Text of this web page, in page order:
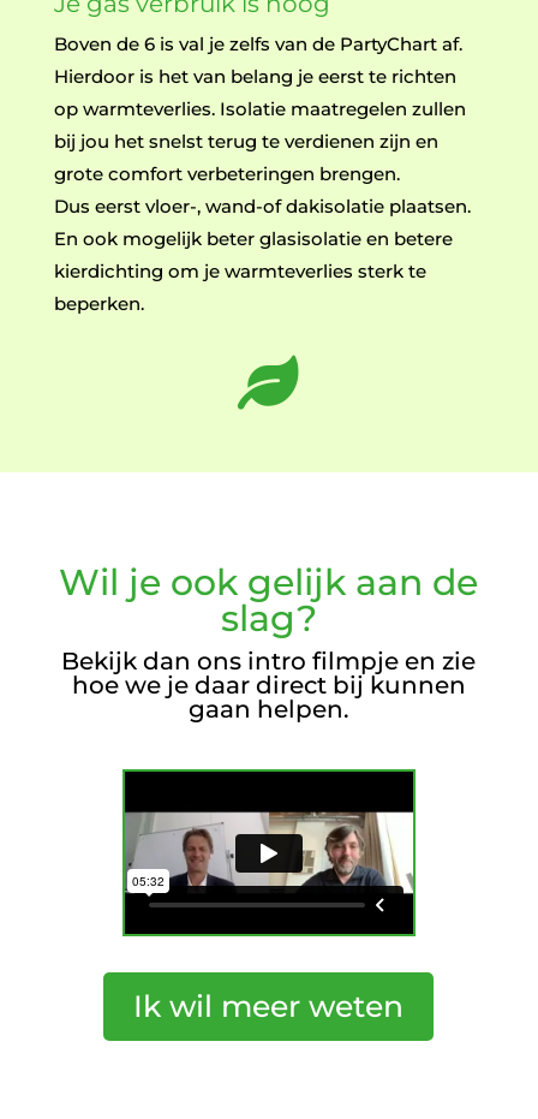
Boven de 6 is val je zelfs van de PartyChart af.
Hierdoor is het van belang je eerst te richten
op warmteverlies. Isolatie maatregelen zullen
bij jou het snelst terug te verdienen zijn en
grote comfort verbeteringen brengen.
Dus eerst vloer-, wand-of dakisolatie plaatsen.
En ook mogelijk beter glasisolatie en betere
kierdichting om je warmteverlies sterk te
beperken.

Wil je ook gelijk aan de
slag?
Bekijk dan ons intro filmpje en zie
hoe we je daar direct bij kunnen
gaan helpen.
Ik wil meer weten